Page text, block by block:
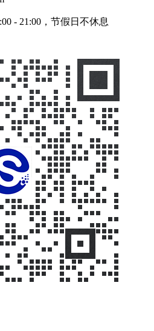
- 21:00，节假日不休息